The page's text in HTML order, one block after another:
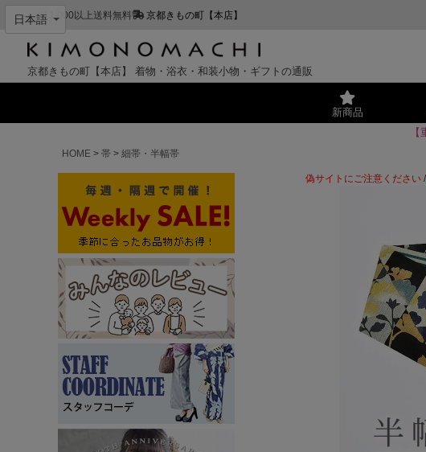
¥11,000以上送料無料 京都きもの町【本店】
京都きもの町【本店】 着物・浴衣・和装小物・ギフトの通販
新商品
HOME
帯 細帯・半幅帯
偽サイトにご注意ください /